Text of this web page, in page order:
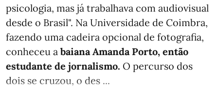
psicologia, mas já trabalhava com audiovisual
desde o Brasil". Na Universidade de Coimbra,
fazendo uma cadeira opcional de fotografia,
conheceu a baiana Amanda Porto, então
estudante de jornalismo. O percurso dos
dois se cruzou, o des ...